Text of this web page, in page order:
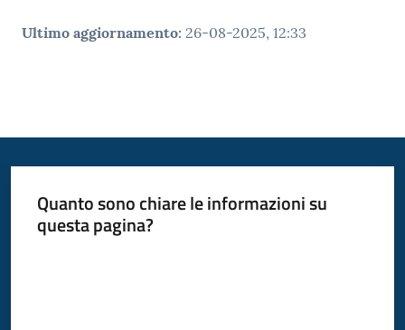
Ultimo aggiornamento: 26-08-2025, 12:33
Quanto sono chiare le informazioni su
questa pagina?